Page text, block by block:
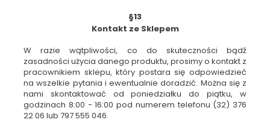
§13
Kontakt ze Sklepem
W razie wątpliwości, co do skuteczności bądź
zasadności użycia danego produktu, prosimy o kontakt z
pracownikiem sklepu, który postara się odpowiedzieć
na wszelkie pytania i ewentualnie doradzić. Można się z
nami skontaktować od poniedziałku do piątku, w
godzinach 8:00 - 16:00 pod numerem telefonu (32) 376
22 06 lub 797 555 046.